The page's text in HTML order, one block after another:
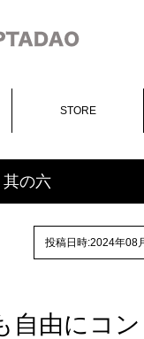
STORE
の六
投稿日時:2024年08
由にコ